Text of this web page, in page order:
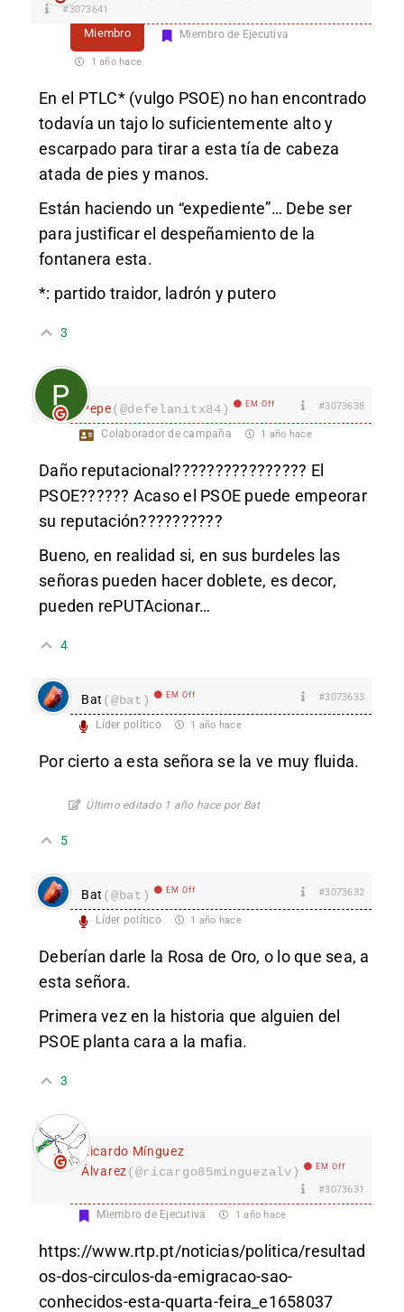
#3073641
Miembro Miembro de Ejecutiva
1 año hace
En el PTLC* (vulgo PSOE) no han encontrado
todavía un tajo lo suficientemente alto y
escarpado para tirar a esta tía de cabeza
atada de pies y manos.
Están haciendo un “expediente”… Debe ser
para justificar el despeñamiento de la
fontanera esta.
*: partido traidor, ladrón y putero
3
Pepe(@defelanitx84) EM Off #3073638
Colaborador de campaña 1 año hace
Daño reputacional???????????????? El
PSOE?????? Acaso el PSOE puede empeorar
su reputación??????????
Bueno, en realidad si, en sus burdeles las
señoras pueden hacer doblete, es decor,
pueden rePUTAcionar…
4
Bat (@bat) EM Off #3073633
Líder político 1 año hace
Por cierto a esta señora se la ve muy fluida.
Último editado 1 año hace por Bat
5
Bat (@bat) EM Off #3073632
Líder político 1 año hace
Deberían darle la Rosa de Oro, o lo que sea, a
esta señora.
Primera vez en la historia que alguien del
PSOE planta cara a la mafia.
3
Ricardo Mínguez
Álvarez(@ricargo85minguezalv) EM Off
#3073631
Miembro de Ejecutiva 1 año hace
https://www.rtp.pt/noticias/politica/resultad
os-dos-circulos-da-emigracao-sao-
conhecidos-esta-quarta-feira_e1658037